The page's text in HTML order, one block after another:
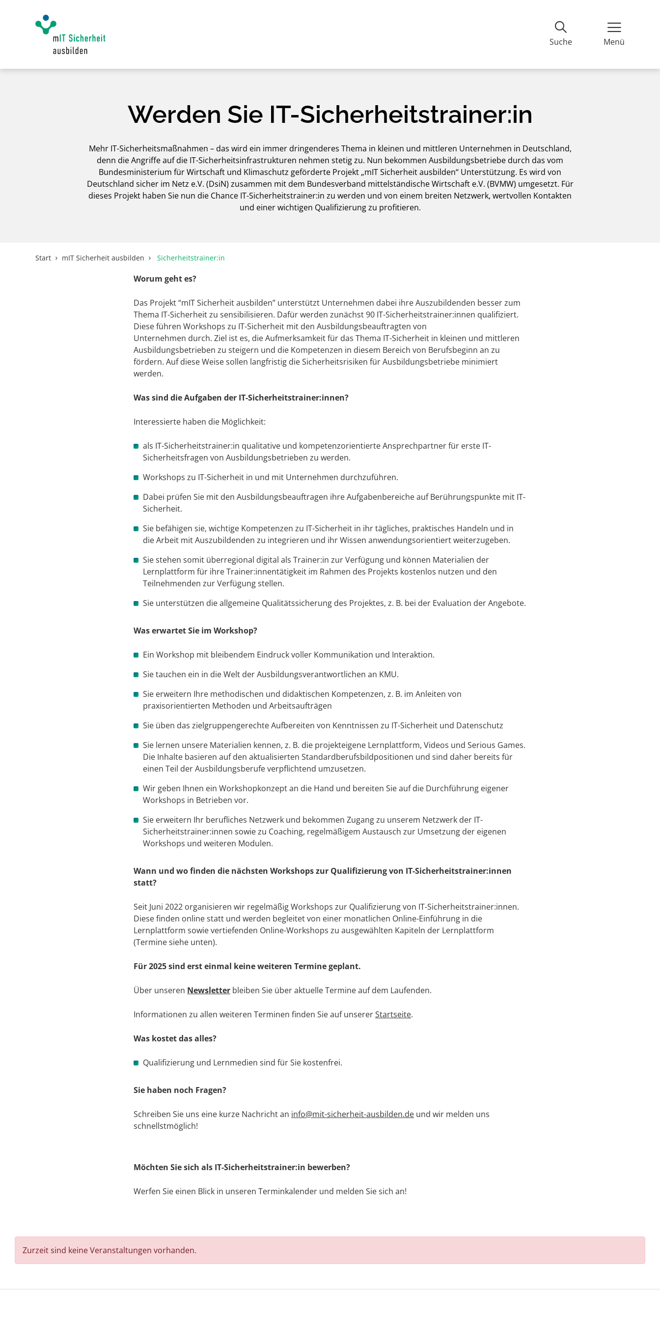
Suche Menü
Werden Sie IT-Sicherheitstrainer:in
Mehr IT-Sicherheitsmaßnahmen – das wird ein immer dringenderes Thema in kleinen und mittleren Unternehmen in Deutschland,
denn die Angriffe auf die IT-Sicherheitsinfrastrukturen nehmen stetig zu. Nun bekommen Ausbildungsbetriebe durch das vom
Bundesministerium für Wirtschaft und Klimaschutz geförderte Projekt „mIT Sicherheit ausbilden“ Unterstützung. Es wird von
Deutschland sicher im Netz e.V. (DsiN) zusammen mit dem Bundesverband mittelständische Wirtschaft e.V. (BVMW) umgesetzt. Für
dieses Projekt haben Sie nun die Chance IT-Sicherheitstrainer:in zu werden und von einem breiten Netzwerk, wertvollen Kontakten
und einer wichtigen Qualifizierung zu profitieren.
Start mIT Sicherheit ausbilden Sicherheitstrainer:in
Worum geht es?
Das Projekt “mIT Sicherheit ausbilden” unterstützt Unternehmen dabei ihre Auszubildenden besser zum
Thema IT-Sicherheit zu sensibilisieren. Dafür werden zunächst 90 IT-Sicherheitstrainer:innen qualifiziert.
Diese führen Workshops zu IT-Sicherheit mit den Ausbildungsbeauftragten von
Unternehmen durch. Ziel ist es, die Aufmerksamkeit für das Thema IT-Sicherheit in kleinen und mittleren
Ausbildungsbetrieben zu steigern und die Kompetenzen in diesem Bereich von Berufsbeginn an zu
fördern. Auf diese Weise sollen langfristig die Sicherheitsrisiken für Ausbildungsbetriebe minimiert
werden.
Was sind die Aufgaben der IT-Sicherheitstrainer:innen?
Interessierte haben die Möglichkeit:
als IT-Sicherheitstrainer:in qualitative und kompetenzorientierte Ansprechpartner für erste IT-
Sicherheitsfragen von Ausbildungsbetrieben zu werden.
Workshops zu IT-Sicherheit in und mit Unternehmen durchzuführen.
Dabei prüfen Sie mit den Ausbildungsbeauftragen ihre Aufgabenbereiche auf Berührungspunkte mit IT-
Sicherheit.
Sie befähigen sie, wichtige Kompetenzen zu IT-Sicherheit in ihr tägliches, praktisches Handeln und in
die Arbeit mit Auszubildenden zu integrieren und ihr Wissen anwendungsorientiert weiterzugeben.
Sie stehen somit überregional digital als Trainer:in zur Verfügung und können Materialien der
Lernplattform für ihre Trainer:innentätigkeit im Rahmen des Projekts kostenlos nutzen und den
Teilnehmenden zur Verfügung stellen.
Sie unterstützen die allgemeine Qualitätssicherung des Projektes, z. B. bei der Evaluation der Angebote.
Was erwartet Sie im Workshop?
Ein Workshop mit bleibendem Eindruck voller Kommunikation und Interaktion.
Sie tauchen ein in die Welt der Ausbildungsverantwortlichen an KMU.
Sie erweitern Ihre methodischen und didaktischen Kompetenzen, z. B. im Anleiten von
praxisorientierten Methoden und Arbeitsaufträgen
Sie üben das zielgruppengerechte Aufbereiten von Kenntnissen zu IT-Sicherheit und Datenschutz
Sie lernen unsere Materialien kennen, z. B. die projekteigene Lernplattform, Videos und Serious Games.
Die Inhalte basieren auf den aktualisierten Standardberufsbildpositionen und sind daher bereits für
einen Teil der Ausbildungsberufe verpflichtend umzusetzen.
Wir geben Ihnen ein Workshopkonzept an die Hand und bereiten Sie auf die Durchführung eigener
Workshops in Betrieben vor.
Sie erweitern Ihr berufliches Netzwerk und bekommen Zugang zu unserem Netzwerk der IT-
Sicherheitstrainer:innen sowie zu Coaching, regelmäßigem Austausch zur Umsetzung der eigenen
Workshops und weiteren Modulen.
Wann und wo finden die nächsten Workshops zur Qualifizierung von IT-Sicherheitstrainer:innen
statt?
Seit Juni 2022 organisieren wir regelmäßig Workshops zur Qualifizierung von IT-Sicherheitstrainer:innen.
Diese finden online statt und werden begleitet von einer monatlichen Online-Einführung in die
Lernplattform sowie vertiefenden Online-Workshops zu ausgewählten Kapiteln der Lernplattform
(Termine siehe unten).
Für 2025 sind erst einmal keine weiteren Termine geplant.
Über unseren Newsletter bleiben Sie über aktuelle Termine auf dem Laufenden.
Informationen zu allen weiteren Terminen finden Sie auf unsererStartseite.
Was kostet das alles?
Qualifizierung und Lernmedien sind für Sie kostenfrei.
Sie haben noch Fragen?
Schreiben Sie uns eine kurze Nachricht an info@mit-sicherheit-ausbilden.de und wir melden uns
schnellstmöglich!
Möchten Sie sich als IT-Sicherheitstrainer:in bewerben?
Werfen Sie einen Blick in unseren Terminkalender und melden Sie sich an!
Zurzeit sind keine Veranstaltungen vorhanden.